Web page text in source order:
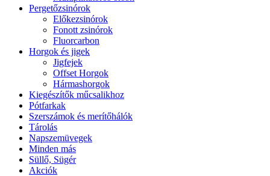
Pergetőzsinórok
Előkezsinórok
Fonott zsinórok
Fluorcarbon
Horgok és jigek
Jigfejek
Offset Horgok
Hármashorgok
Kiegészítők műcsalikhoz
Pótfarkak
Szerszámok és merítőhálók
Tárolás
Napszemüvegek
Minden más
Süllő, Sügér
Akciók